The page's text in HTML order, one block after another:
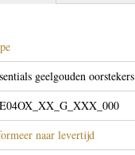
geelgouden oorstekers
naar levertijd